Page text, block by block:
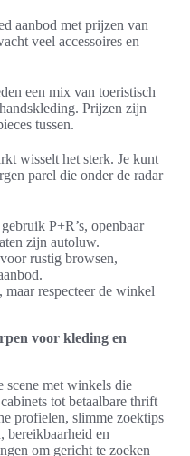
aanbod met prijzen van
veel accessoires en
een mix van toeristisch
Prijzen zijn
tussen.
wisselt het sterk. Je kunt
parel die onder de radar
P+R’s, openbaar
zijn autoluw.
rustig browsen,
respecteer de winkel
voor kleding en
scene met winkels die
tot betaalbare thrift
profielen, slimme zoektips
bereikbaarheid en
om gericht te zoeken